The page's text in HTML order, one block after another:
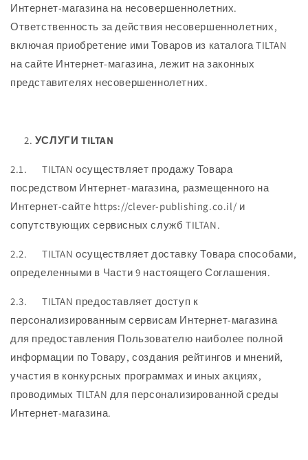
Интернет-магазина на несовершеннолетних.
Ответственность за действия несовершеннолетних,
включая приобретение ими Товаров из каталога TILTAN
на сайте Интернет-магазина, лежит на законных
представителях несовершеннолетних.
УСЛУГИ TILTAN
2.1. TILTAN осуществляет продажу Товара
посредством Интернет-магазина, размещенного на
Интернет-сайте https://clever-publishing.co.il/ и
сопутствующих сервисных служб TILTAN.
2.2. TILTAN осуществляет доставку Товара способами,
определенными в Части 9 настоящего Соглашения.
2.3. TILTAN предоставляет доступ к
персонализированным сервисам Интернет-магазина
для предоставления Пользователю наиболее полной
информации по Товару, создания рейтингов и мнений,
участия в конкурсных программах и иных акциях,
проводимых TILTAN для персонализированной среды
Интернет-магазина.